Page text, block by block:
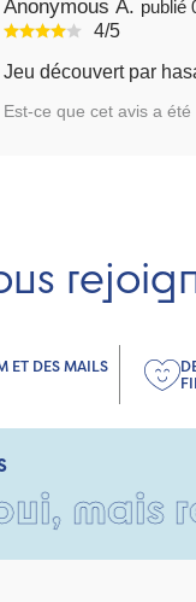
Anonymous A.
4/5
Jeu découvert par
Est-ce que cet avis a
ET DES MAILS
rempli